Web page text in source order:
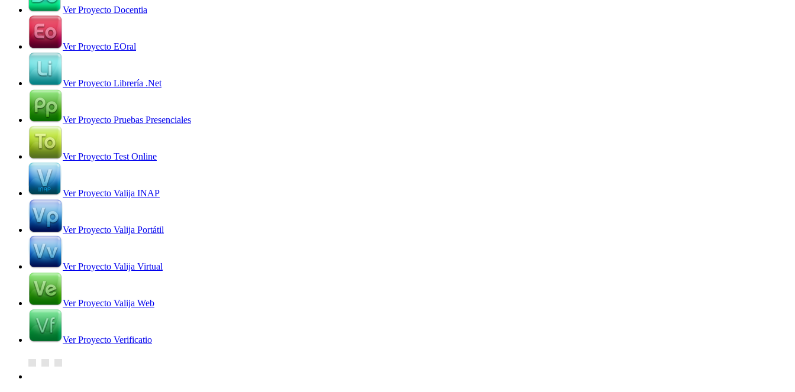
Ver Proyecto Docentia
Ver Proyecto EOral
Ver Proyecto Librería .Net
Ver Proyecto Pruebas Presenciales
Ver Proyecto Test Online
Ver Proyecto Valija INAP
Ver Proyecto Valija Portátil
Ver Proyecto Valija Virtual
Ver Proyecto Valija Web
Ver Proyecto Verificatio